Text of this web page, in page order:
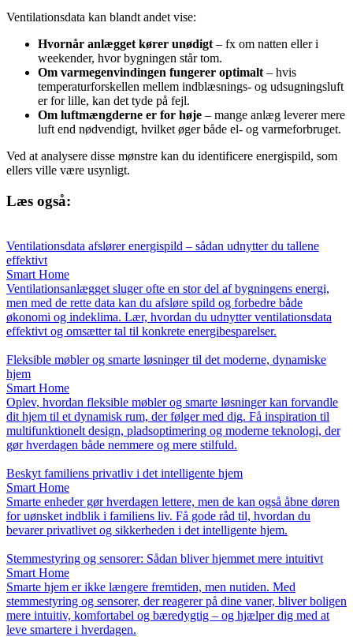
Ventilationsdata kan blandt andet vise:
Hvornår anlægget kører unødigt– fx om natten eller i
weekender, hvor bygningen står tom.
Om varmegenvindingen fungerer optimalt– hvis
temperaturforskellen mellem indblæsnings- og udsugningsluft
er for lille, kan det tyde på fejl.
Om luftmængderne er for høje – mange anlæg leverer mere
luft end nødvendigt, hvilket øger både el- og varmeforbruget.
Ved at analysere disse mønstre kan du identificere energispild, som
ellers ville være usynligt.
Læs også:
Ventilationsdata afslører energispild – sådan udnytter du tallene
effektivt
Smart Home
Ventilationsanlægget sluger ofte en stor del af bygningens energi,
men med de rette data kan du afsløre spild og forbedre både
økonomi og indeklima. Lær, hvordan du udnytter ventilationsdata
effektivt og omsætter tal til konkrete energibesparelser.
Fleksible møbler og smarte løsninger til det moderne, dynamiske
hjem
Smart Home
Oplev, hvordan fleksible møbler og smarte løsninger kan forvandle
dit hjem til et dynamisk rum, der følger med dig. Få inspiration til
multifunktionelt design, pladsoptimering og moderne teknologi, der
gør hverdagen både nemmere og mere stilfuld.
Beskyt familiens privatliv i det intelligente hjem
Smart Home
Smarte enheder gør hverdagen lettere, men de kan også åbne døren
for uønsket indblik i familiens liv. Få gode råd til, hvordan du
bevarer privatlivet og sikkerheden i det intelligente hjem.
Stemmestyring og sensorer: Sådan bliver hjemmet mere intuitivt
Smart Home
Smarte hjem er ikke længere fremtiden, men nutiden. Med
stemmestyring og sensorer, der reagerer på dine vaner, bliver boligen
mere intuitiv, komfortabel og bæredygtig – og hjælper dig med at
leve smartere i hverdagen.